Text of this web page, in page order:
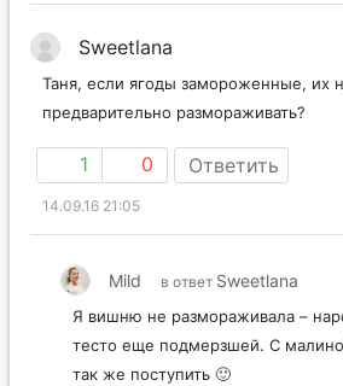
Sweetlana
Таня, если ягоды замороженные, их
предварительно размораживать?
1 0 Ответить
14.09.16 21:05
Mild в ответ Sweetlana
Я вишню не размораживала –
тесто еще подмерзшей. С
так же поступить 🙂